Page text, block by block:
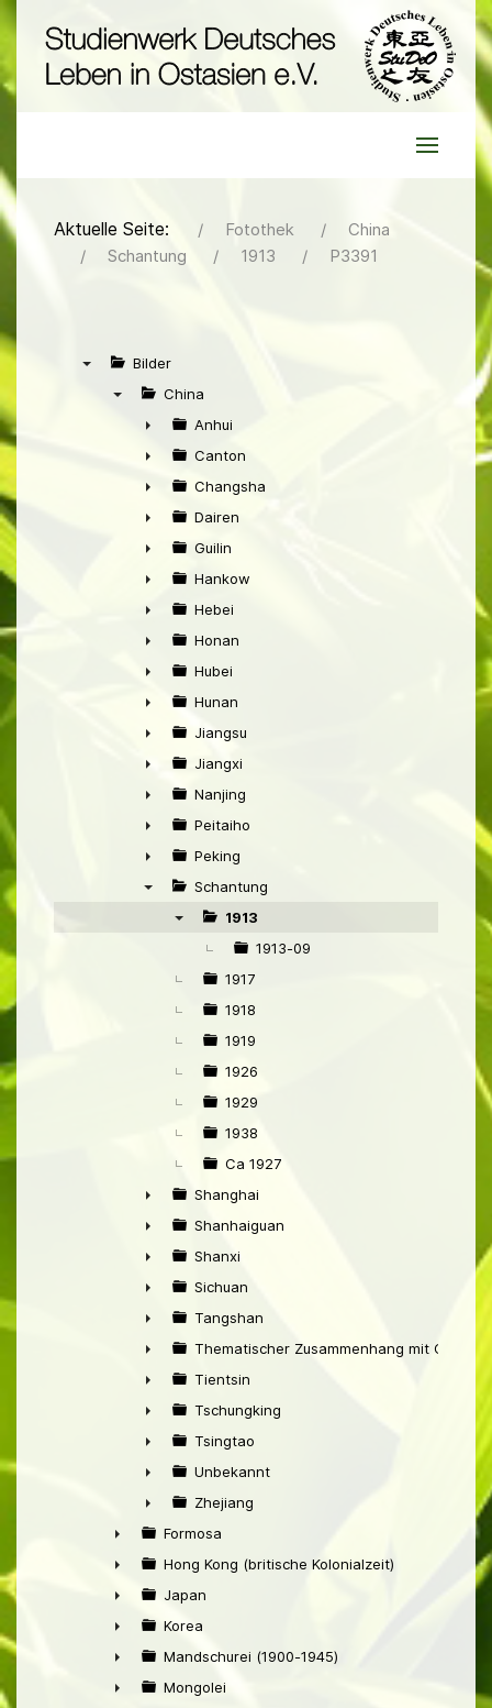
Aktuelle Seite: Fotothek
China
Schantung
1913 P3391
Bilder
China
►
Anhui
►
Canton
►
Changsha
►
Dairen
►
Guilin
►
Hankow
►
Hebei
►
Honan
►
Hubei
►
Hunan
►
Jiangsu
►
Jiangxi
►
Nanjing
►
Peitaiho
►
Peking
Schantung
1913
1913-09
1917
1918
1919
1926
1929
1938
Ca 1927
►
Shanghai
►
Shanhaiguan
►
Shanxi
►
Sichuan
►
Tangshan
►
Thematischer Zusammenhang mit China
►
Tientsin
►
Tschungking
►
Tsingtao
►
Unbekannt
►
Zhejiang
►
Formosa
►
Hong Kong (britische Kolonialzeit)
►
Japan
►
Korea
►
Mandschurei (1900-1945)
Mongolei